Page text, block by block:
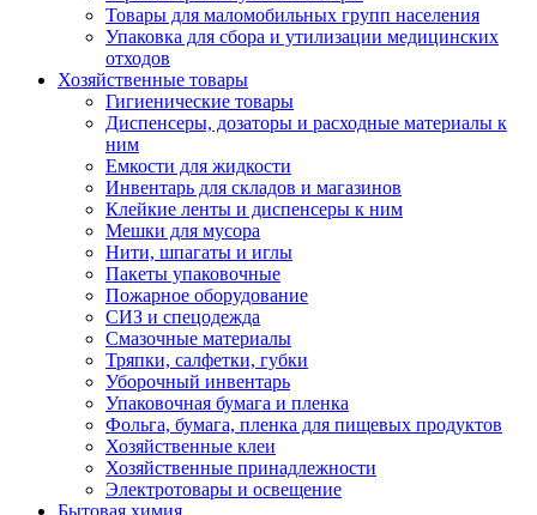
Товары для маломобильных групп населения
Упаковка для сбора и утилизации медицинских
отходов
Хозяйственные товары
Гигиенические товары
Диспенсеры, дозаторы и расходные материалы к
ним
Емкости для жидкости
Инвентарь для складов и магазинов
Клейкие ленты и диспенсеры к ним
Мешки для мусора
Нити, шпагаты и иглы
Пакеты упаковочные
Пожарное оборудование
СИЗ и спецодежда
Смазочные материалы
Тряпки, салфетки, губки
Уборочный инвентарь
Упаковочная бумага и пленка
Фольга, бумага, пленка для пищевых продуктов
Хозяйственные клеи
Хозяйственные принадлежности
Электротовары и освещение
Бытовая химия